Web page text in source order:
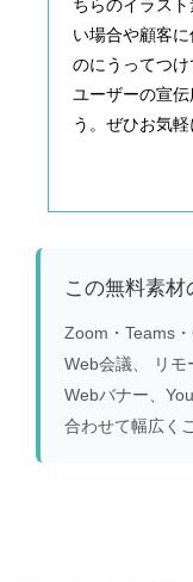
ちらのイラス
い場合や顧客
のにうってつ
ユーザーの宣
う。ぜひお気軽
この無料素材
Zoom・Teams
Web会議、 リモ
Webバナー、
合わせて幅広く